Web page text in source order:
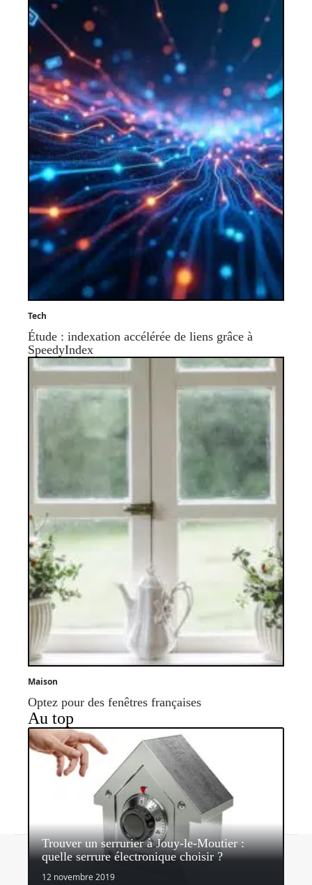
Tech
Étude : indexation accélérée de liens grâce à
SpeedyIndex
Maison
Optez pour des fenêtres françaises
Au top
Trouver un serrurier à Jouy-le-Moutier :
quelle serrure électronique choisir ?
12 novembre 2019© 2026 | parvisdesgentils.fr
Contact Mentions légales Sitemap